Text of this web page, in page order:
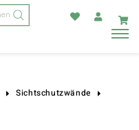
Sichtschutzwände